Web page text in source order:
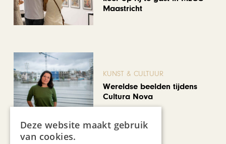
Maastricht
KUNST & CULTUUR
Wereldse beelden tijdens
Cultura Nova
Bekijk alle artikelen
Deze website maakt gebruik
van cookies.